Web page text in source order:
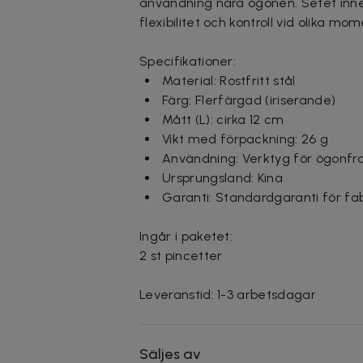
flexibilitet och kontroll vid olika
Specifikationer:
Material: Rostfritt stål
Färg: Flerfärgad (iriserande)
Mått (L): cirka 12 cm
Vikt med förpackning: 26 g
Användning: Verktyg för
Ursprungsland: Kina
Garanti: Standardgaranti för
Ingår i paketet:
2 st pincetter
Leveranstid: 1-3 arbetsdagar
Säljes av